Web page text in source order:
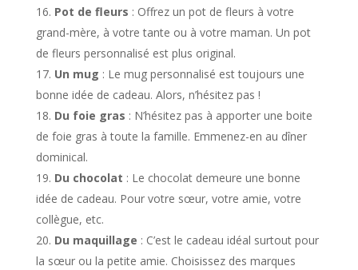
Pot de fleurs : Offrez un pot de fleurs à votre
grand-mère, à votre tante ou à votre maman. Un pot
de fleurs personnalisé est plus original.
Un mug : Le mug personnalisé est toujours une
bonne idée de cadeau. Alors, n’hésitez pas !
Du foie gras : N’hésitez pas à apporter une boite
de foie gras à toute la famille. Emmenez-en au dîner
dominical.
Du chocolat : Le chocolat demeure une bonne
idée de cadeau. Pour votre sœur, votre amie, votre
collègue, etc.
Du maquillage : C’est le cadeau idéal surtout pour
la sœur ou la petite amie. Choisissez des marques